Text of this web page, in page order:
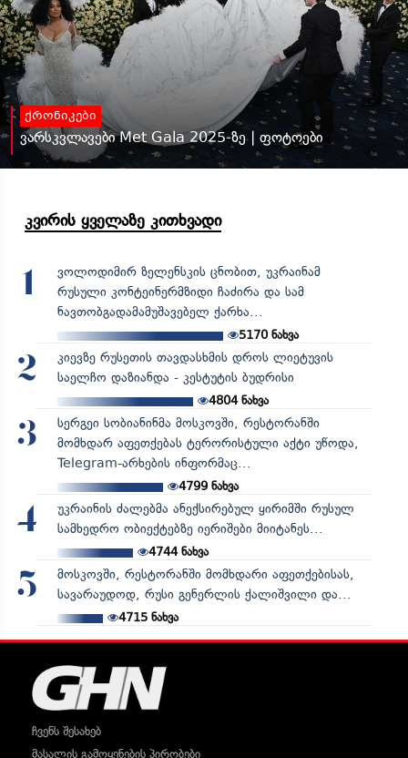
ქრონიკები
ვარსკვლავები Met Gala 2025-ზე | ფოტოები
კვირის ყველაზე კითხვადი
1
ვოლოდიმირ ზელენსკის ცნობით, უკრაინამ
რუსული კონტეინერმზიდი ჩაძირა და სამ
ნავთობგადამამუშავებელ ქარხა...
5170ნახვა
2
კიევზე რუსეთის თავდასხმის დროს ლიეტუვის
საელჩო დაზიანდა - კესტუტის ბუდრისი
4804ნახვა
3
სერგეი სობიანინმა მოსკოვში, რესტორანში
მომხდარ აფეთქებას ტერორისტული აქტი უწოდა,
Telegram-არხების ინფორმაც...
4799ნახვა
4
უკრაინის ძალებმა ანექსირებულ ყირიმში რუსულ
სამხედრო ობიექტებზე იერიშები მიიტანეს...
4744ნახვა
5
მოსკოვში, რესტორანში მომხდარი აფეთქებისას,
სავარაუდოდ, რუსი გენერლის ქალიშვილი და...
4715ნახვა
ჩვენს შესახებ
მასალის გამოყენების პირობები